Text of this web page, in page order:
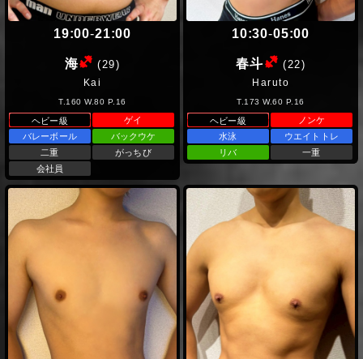
19:00-21:00
海 (ヘビー級)
(29)
Kai
T.160 W.80 P.16
ヘビー級
ゲイ
バレーボール
バックウケ
二重
がっちび
会社員
10:30-05:00
春斗 (ヘビー級)
(22)
Haruto
T.173 W.60 P.16
ヘビー級
ノンケ
水泳
ウエイトトレ
リバ
一重